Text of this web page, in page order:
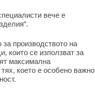
вече е
производството на
които се използват за
максимална
което е особено важно